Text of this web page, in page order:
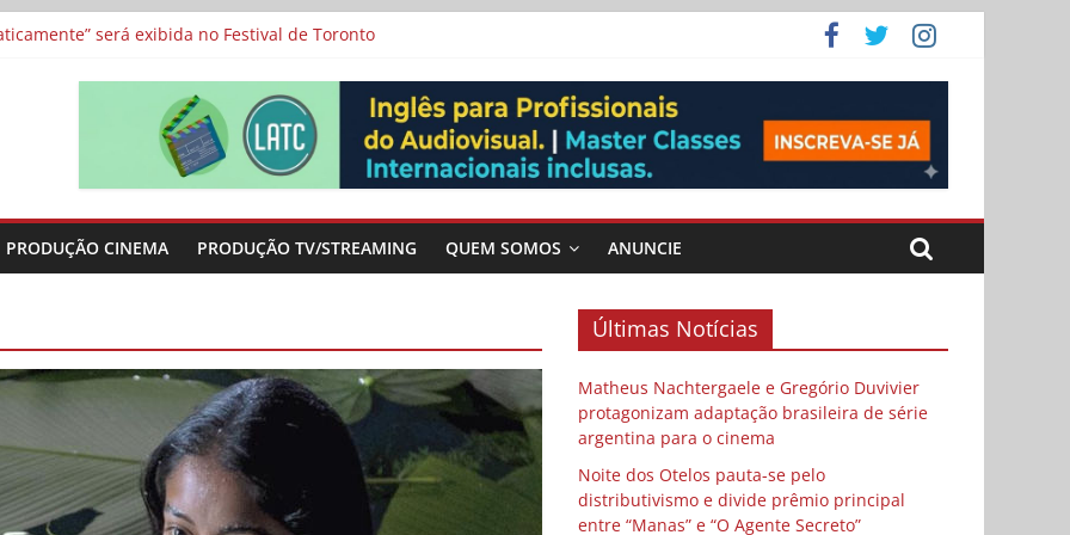
será exibida no Festival de Toronto
e divide prêmio principal entre “Manas” e “O Agente Secreto”
metragens sobre envelhecimento criados a partir de histórias de vida
“Os Feiticeiros Inocentes” e filme-tributo de Wajda a Zbigniew Cybulski
PRODUÇÃO CINEMA PRODUÇÃO TV/STREAMING QUEM SOMOS ANUNCIE
Últimas Notícias
Matheus Nachtergaele e Gregório Duvivier
protagonizam adaptação brasileira de série
argentina para o cinema
Noite dos Otelos pauta-se pelo
distributivismo e divide prêmio principal
entre “Manas” e “O Agente Secreto”